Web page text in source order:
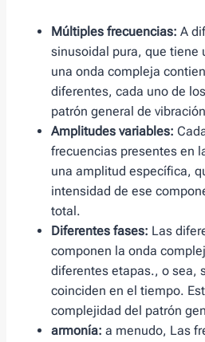
Múltiples frecuencias: A
sinusoidal pura, que tiene
una onda compleja
diferentes, cada uno de
patrón general de
Amplitudes variables:
frecuencias presentes en
una amplitud específica,
intensidad de ese
total.
Diferentes fases: Las
componen la onda
diferentes etapas., o sea,
coinciden en el tiempo.
complejidad del patrón
armonía: a menudo, Las